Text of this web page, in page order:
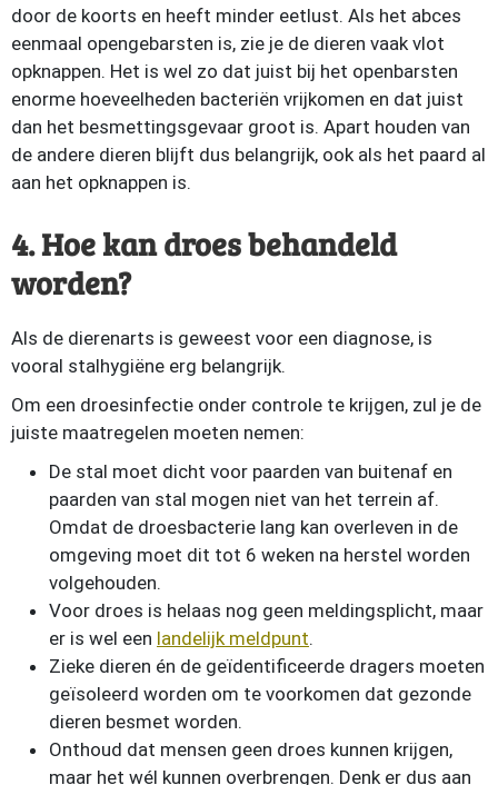
door de koorts en heeft minder eetlust. Als het abces
eenmaal opengebarsten is, zie je de dieren vaak vlot
opknappen. Het is wel zo dat juist bij het openbarsten
enorme hoeveelheden bacteriën vrijkomen en dat juist
dan het besmettingsgevaar groot is. Apart houden van
de andere dieren blijft dus belangrijk, ook als het paard al
aan het opknappen is.
4. Hoe kan droes behandeld
worden?
Als de dierenarts is geweest voor een diagnose, is
vooral stalhygiëne erg belangrijk.
Om een droesinfectie onder controle te krijgen, zul je de
juiste maatregelen moeten nemen:
De stal moet dicht voor paarden van buitenaf en
paarden van stal mogen niet van het terrein af.
Omdat de droesbacterie lang kan overleven in de
omgeving moet dit tot 6 weken na herstel worden
volgehouden.
Voor droes is helaas nog geen meldingsplicht, maar
er is wel een landelijk meldpunt.
Zieke dieren én de geïdentificeerde dragers moeten
geïsoleerd worden om te voorkomen dat gezonde
dieren besmet worden.
Onthoud dat mensen geen droes kunnen krijgen,
maar het wél kunnen overbrengen. Denk er dus aan